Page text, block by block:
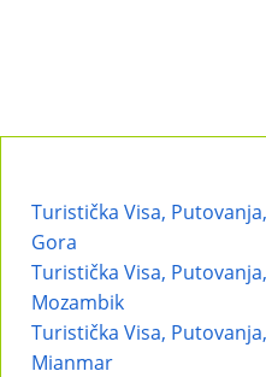
Turistička Visa,
Gora
Turistička Visa,
Mozambik
Turistička Visa,
Mianmar